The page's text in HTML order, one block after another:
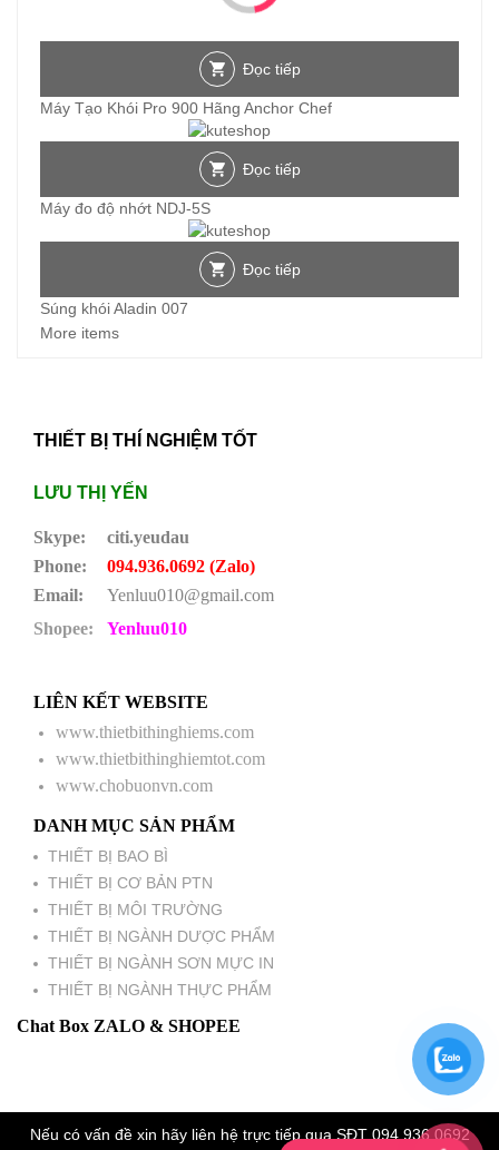
Đọc tiếp
Máy Tạo Khói Pro 900 Hãng Anchor Chef
Đọc tiếp
Máy đo độ nhớt NDJ-5S
Đọc tiếp
Súng khói Aladin 007
More items
THIẾT BỊ THÍ NGHIỆM TỐT
LƯU THỊ YẾN
Skype:
citi.yeudau
Phone:
094.936.0692 (Zalo)
Email:
Yenluu010@gmail.com
Shopee:
Yenluu010
LIÊN KẾT WEBSITE
www.thietbithinghiems.com
www.thietbithinghiemtot.com
www.chobuonvn.com
DANH MỤC SẢN PHẨM
THIẾT BỊ BAO BÌ
THIẾT BỊ CƠ BẢN PTN
THIẾT BỊ MÔI TRƯỜNG
THIẾT BỊ NGÀNH DƯỢC PHẨM
THIẾT BỊ NGÀNH SƠN MỰC IN
THIẾT BỊ NGÀNH THỰC PHẨM
Chat Box ZALO & SHOPEE
Nếu có vấn đề xin hãy liên hệ trực tiếp qua SĐT 094.936.0692